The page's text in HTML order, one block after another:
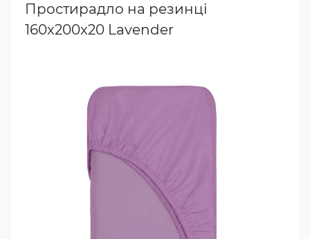
Простирадло на резинці
160x200x20 Lavender